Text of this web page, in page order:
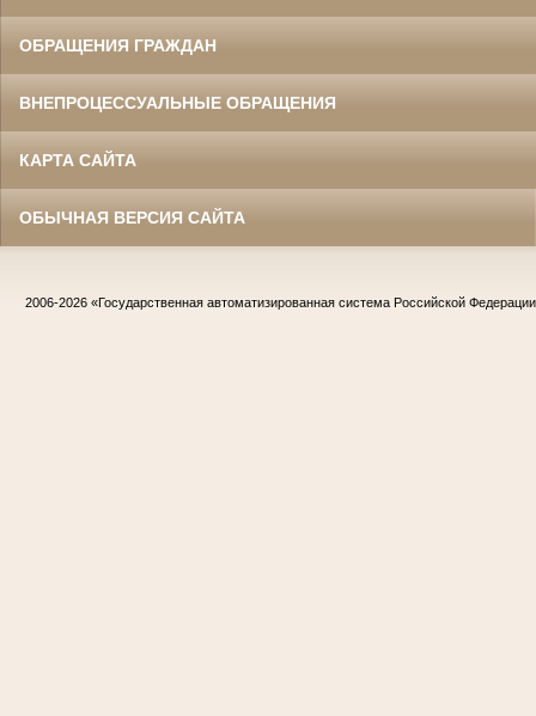
ОБРАЩЕНИЯ ГРАЖДАН
ВНЕПРОЦЕССУАЛЬНЫЕ ОБРАЩЕНИЯ
КАРТА САЙТА
ОБЫЧНАЯ ВЕРСИЯ САЙТА
2006-2026 «Государственная автоматизированная система Российской